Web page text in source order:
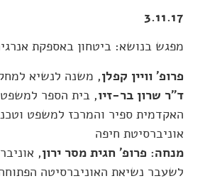
3.11.17
מפגש בנושא: ביטחון באספקת
פרופ' וויין קפלן, משנה לנשיא
ד"ר שרון בר-זיו, בית הספר
האקדמית ספיר והמרכז למשפט
אוניברסיטת חיפה
מנחה: פרופ' חגית מסר ירון,
לשעבר נשיאת האוניברסיטה הפתוחה